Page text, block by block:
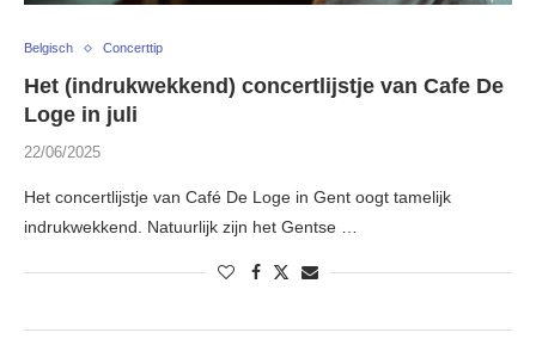
Belgisch Concerttip
Het (indrukwekkend) concertlijstje van Cafe De
Loge in juli
22/06/2025
Het concertlijstje van Café De Loge in Gent oogt tamelijk
indrukwekkend. Natuurlijk zijn het Gentse …